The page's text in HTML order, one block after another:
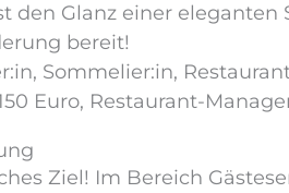
Glanz einer eleganten
bereit!
Sommelier:in,
Euro, Restaurant-
Ziel! Im Bereich